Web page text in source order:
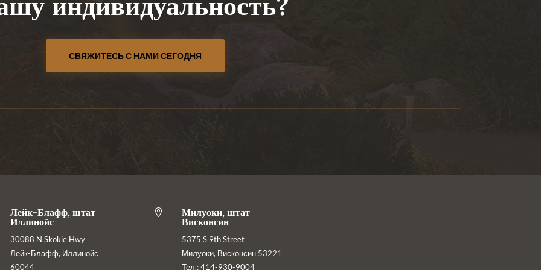
СВЯЖИТЕСЬ С НАМИ СЕГОДНЯ
Лейк-Блафф, штат
Иллинойс
30088 N Skokie Hwy
Лейк-Блафф, Иллинойс
60044

Милуоки, штат
Висконсин
5375 S 9th Street
Милуоки, Висконсин 53221
Тел.: 414-930-9004